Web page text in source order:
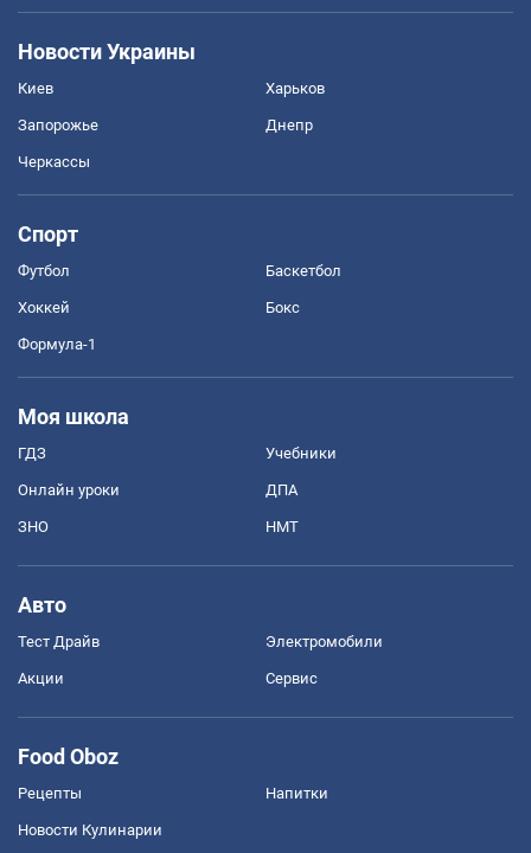
Новости Украины
Киев Харьков
Запорожье Днепр
Черкассы
Спорт
Футбол Баскетбол
Хоккей Бокс
Формула-1
Моя школа
ГДЗ Учебники
Онлайн уроки ДПА
ЗНО НМТ
Авто
Тест Драйв Электромобили
Акции Сервис
Food Oboz
Рецепты Напитки
Новости Кулинарии